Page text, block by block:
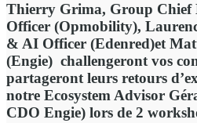
Thierry Grima, Group Chief
Officer (Opmobility),
& AI Officer (Edenred)et
(Engie) challengeront vos
partageront leurs retours
notre Ecosystem Advisor
CDO Engie) lors de 2